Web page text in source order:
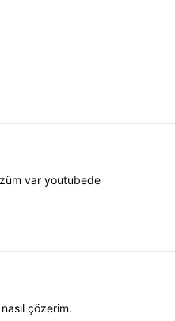
var youtubede
çözerim.